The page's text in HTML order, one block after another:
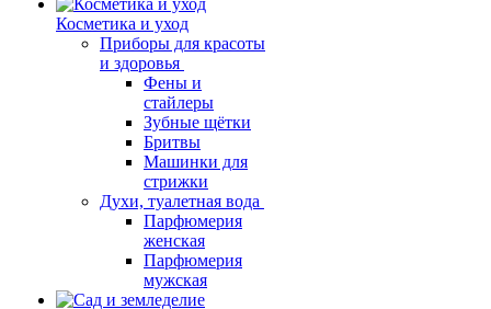
Косметика и уход
Приборы для красоты
и здоровья
Фены и
стайлеры
Зубные щётки
Бритвы
Машинки для
стрижки
Духи, туалетная вода
Парфюмерия
женская
Парфюмерия
мужская